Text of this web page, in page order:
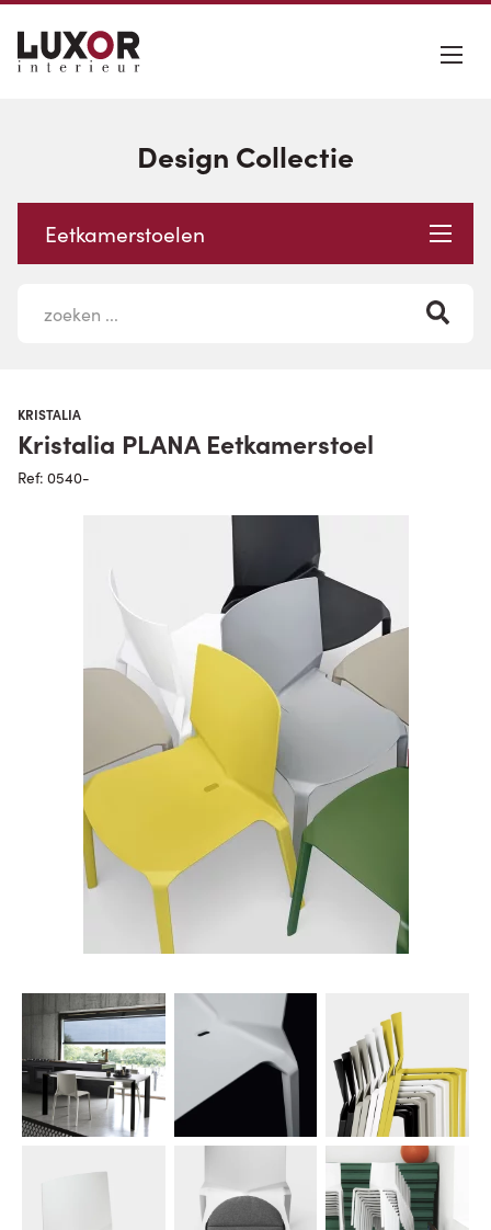
Design Collectie
Eetkamerstoelen
KRISTALIA
Kristalia PLANA Eetkamerstoel
Ref: 0540-